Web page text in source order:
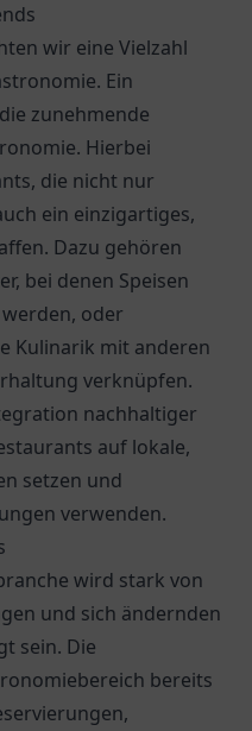
wir eine Vielzahl
Ein
zunehmende
Hierbei
die nicht nur
ein einzigartiges,
Dazu gehören
bei denen Speisen
oder
Kulinarik mit anderen
verknüpfen.
nachhaltiger
auf lokale,
setzen und
verwenden.
wird stark von
und sich ändernden
sein. Die
bereits